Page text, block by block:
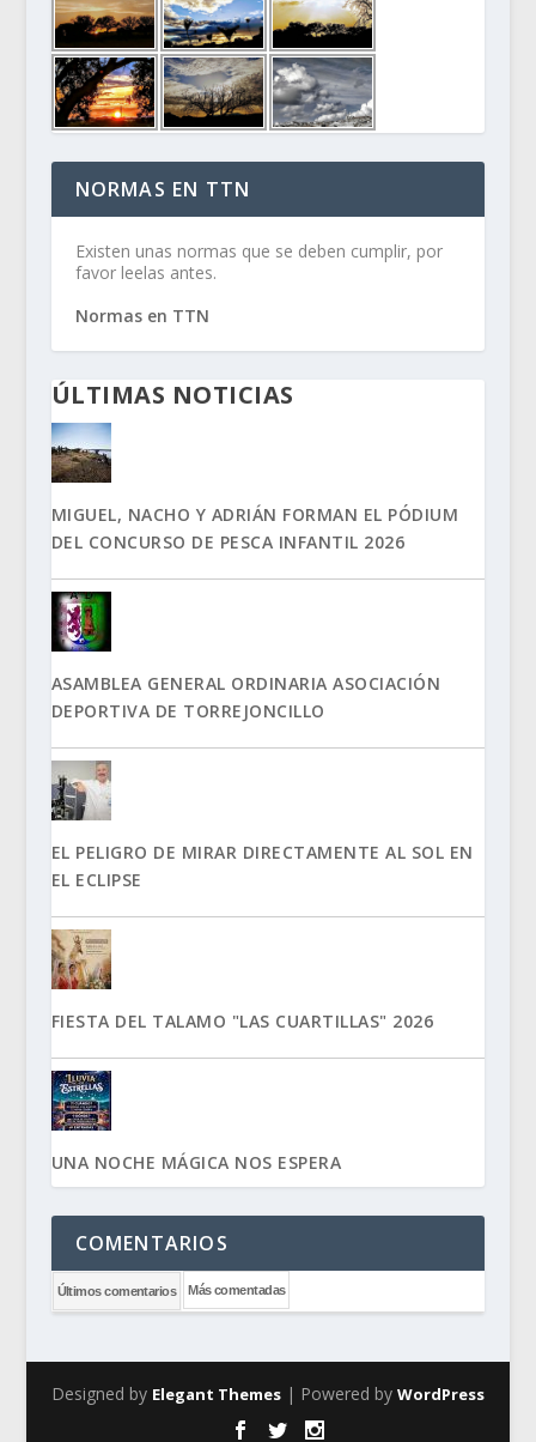
NORMAS EN TTN
Existen unas normas que se deben cumplir, por
favor leelas antes.
Normas en TTN
ÚLTIMAS NOTICIAS
MIGUEL, NACHO Y ADRIÁN FORMAN EL PÓDIUM
DEL CONCURSO DE PESCA INFANTIL 2026
ASAMBLEA GENERAL ORDINARIA ASOCIACIÓN
DEPORTIVA DE TORREJONCILLO
EL PELIGRO DE MIRAR DIRECTAMENTE AL SOL EN
EL ECLIPSE
FIESTA DEL TALAMO "LAS CUARTILLAS" 2026
UNA NOCHE MÁGICA NOS ESPERA
COMENTARIOS
Últimos comentarios Más comentadas
Designed by Elegant Themes| Powered by WordPress